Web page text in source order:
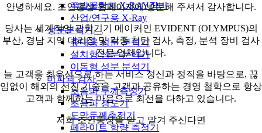
폭발물탐지 X-RAY장비
산업/연구용 X-Ray
성분분석기
휴대용 성분 분석기
설치형 성분 분석기
이동형 성분 분석기
비파괴 검사
초음파 두께측정기
초음파 경도기
도막두께측정기
페라이트 함량 측정기
안녕하세요. 조인통상 홈페이지에 방문해 주셔서 감사합니다.
당사는 세계적인 광학기기 메이커인 EVIDENT (OLYMPUS)의
부산, 경남 지역 대리점 및 각종 첨단 검사, 측정, 분석 장비 검사
전문 업체입니다.
늘 고객을 최우선으로 하는 서비스 정신과 정직을 바탕으로, 끊
임없이 해외의 선진 기술을 고객과 공유하는 경영 철학으로 항상
고객과 함께하는 마음으로 최선을 다하고 있습니다.
저희 조인통상을 믿고 맡겨 주신다면